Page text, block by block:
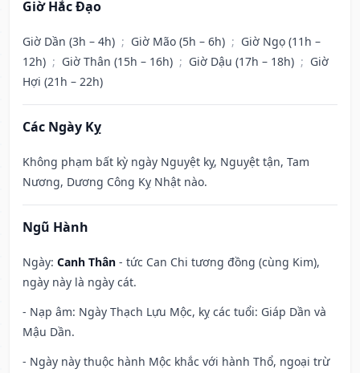
Giờ Hắc Đạo
Giờ Dần (3h – 4h) ; Giờ Mão (5h – 6h) ; Giờ Ngọ (11h –
12h) ; Giờ Thân (15h – 16h) ; Giờ Dậu (17h – 18h) ; Giờ
Hợi (21h – 22h)
Các Ngày Kỵ
Không phạm bất kỳ ngày Nguyệt kỵ, Nguyệt tận, Tam
Nương, Dương Công Kỵ Nhật nào.
Ngũ Hành
Ngày: Canh Thân - tức Can Chi tương đồng (cùng Kim),
ngày này là ngày cát.
- Nạp âm: Ngày Thạch Lựu Mộc, kỵ các tuổi: Giáp Dần và
Mậu Dần.
- Ngày này thuộc hành Mộc khắc với hành Thổ, ngoại trừ